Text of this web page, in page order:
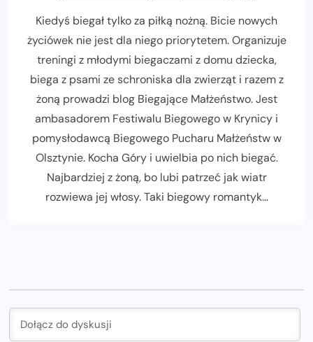
Kiedyś biegał tylko za piłką nożną. Bicie nowych
życiówek nie jest dla niego priorytetem. Organizuje
treningi z młodymi biegaczami z domu dziecka,
biega z psami ze schroniska dla zwierząt i razem z
żoną prowadzi blog Biegające Małżeństwo. Jest
ambasadorem Festiwalu Biegowego w Krynicy i
pomysłodawcą Biegowego Pucharu Małżeństw w
Olsztynie. Kocha Góry i uwielbia po nich biegać.
Najbardziej z żoną, bo lubi patrzeć jak wiatr
rozwiewa jej włosy. Taki biegowy romantyk...